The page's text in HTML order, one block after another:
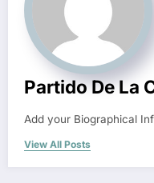
Partido De La
Add your Biographical
View All Posts